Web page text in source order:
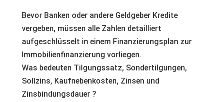
Bevor Banken oder andere Geldgeber Kredite
vergeben, müssen alle Zahlen detailliert
aufgeschlüsselt in einem Finanzierungsplan zur
Immobilienfinanzierung vorliegen.
Was bedeuten Tilgungssatz, Sondertilgungen,
Sollzins, Kaufnebenkosten, Zinsen und
Zinsbindungsdauer ?